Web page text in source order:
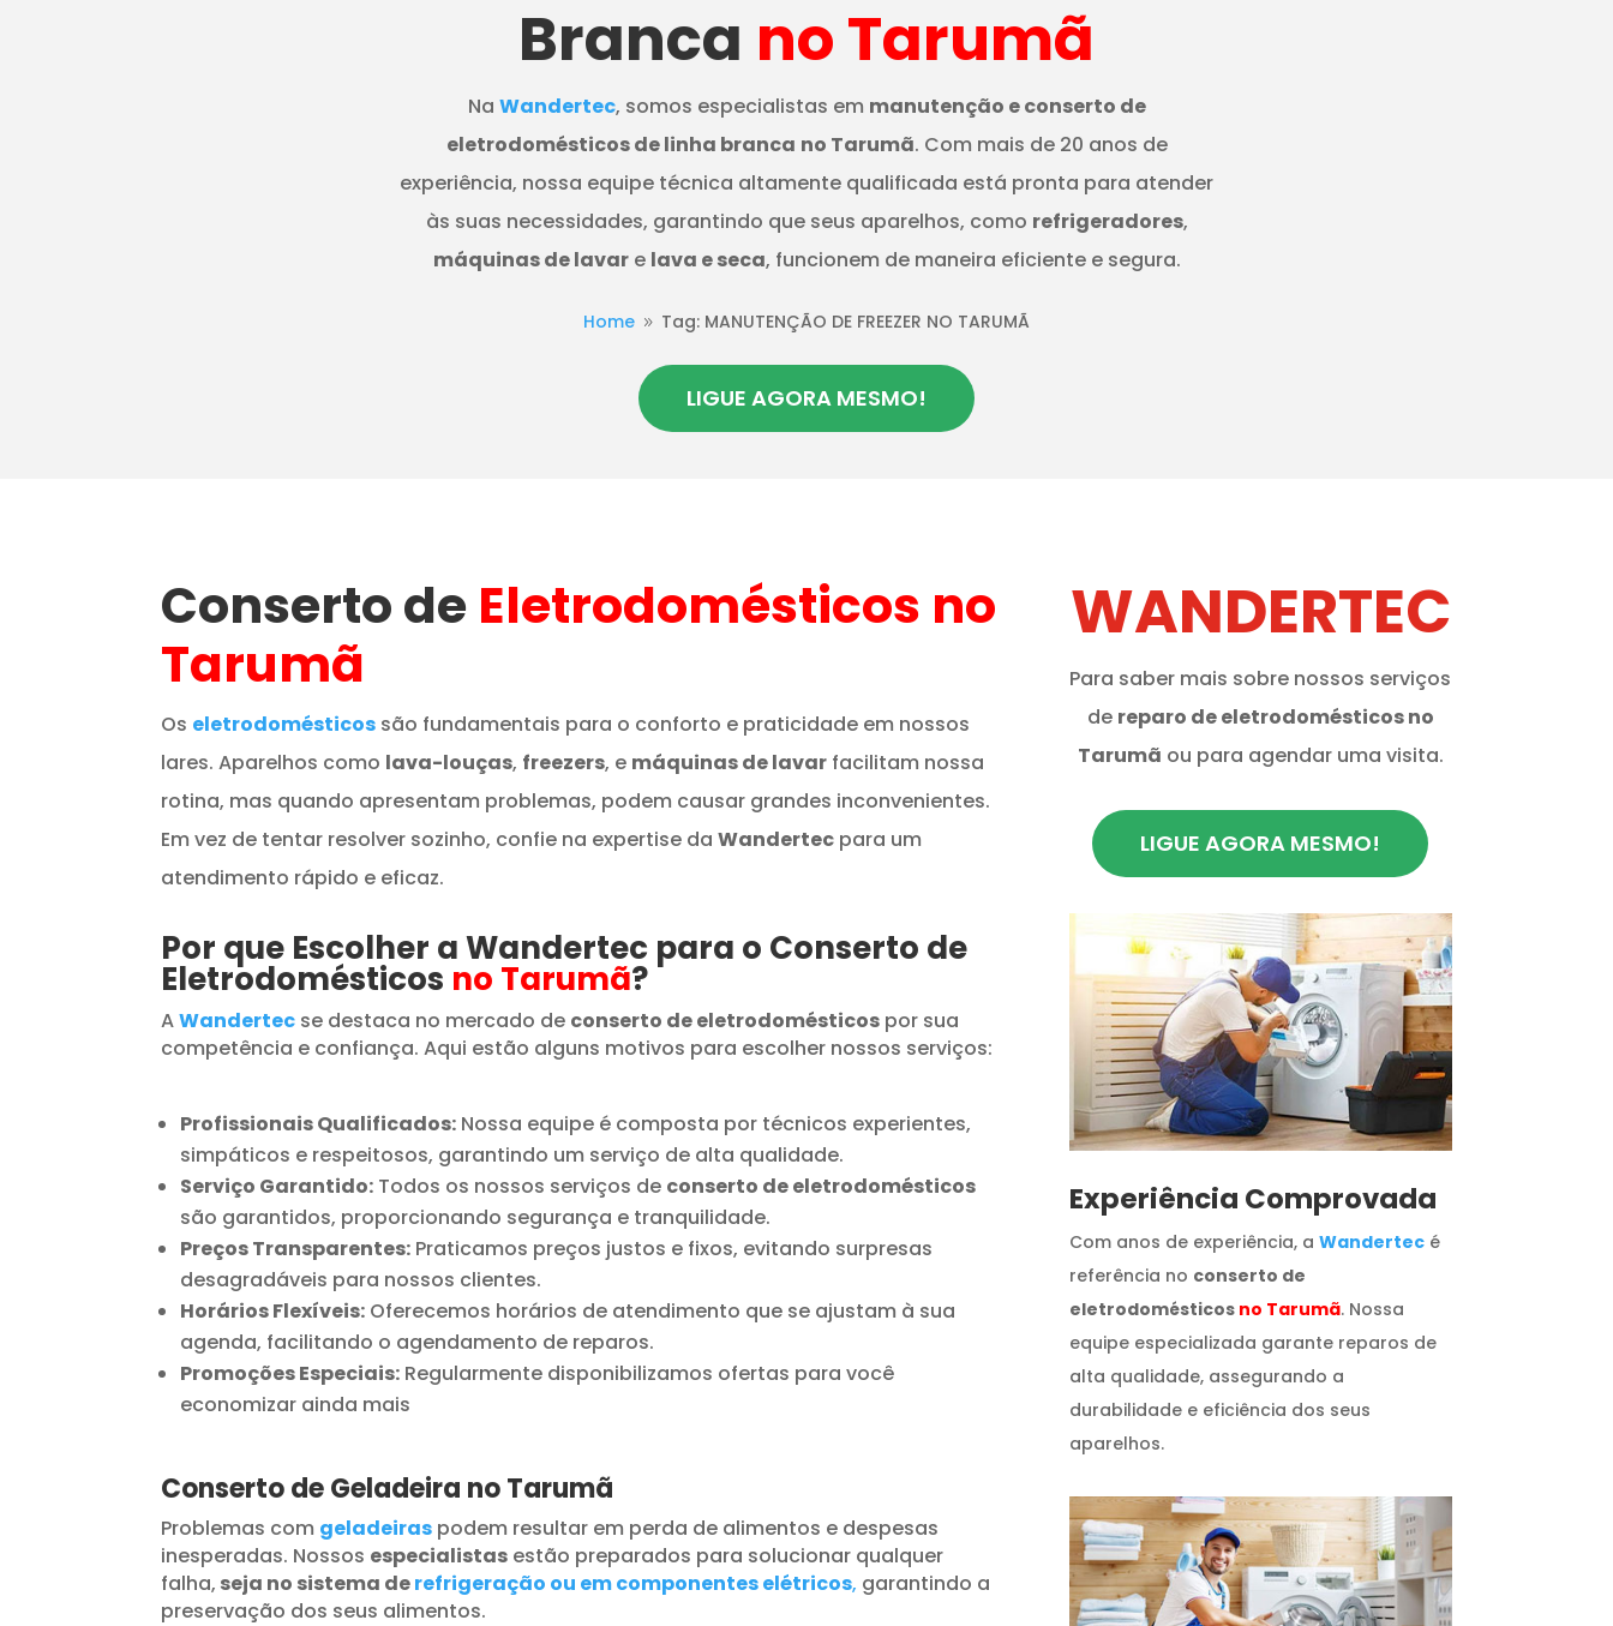
Branca no Tarumã
Na Wandertec, somos especialistas em manutenção e conserto de
eletrodomésticos de linha branca no Tarumã. Com mais de 20 anos de
experiência, nossa equipe técnica altamente qualificada está pronta para atender
às suas necessidades, garantindo que seus aparelhos, como refrigeradores,
máquinas de lavare lava e seca, funcionem de maneira eficiente e segura.
Home 9 Tag: MANUTENÇÃO DE FREEZER NO TARUMÃ
LIGUE AGORA MESMO!
Conserto de Eletrodomésticos no
Tarumã
Os eletrodomésticos são fundamentais para o conforto e praticidade em nossos
lares. Aparelhos como lava-louças, freezers, e máquinas de lavar facilitam nossa
rotina, mas quando apresentam problemas, podem causar grandes inconvenientes.
Em vez de tentar resolver sozinho, confie na expertise daWandertec para um
atendimento rápido e eficaz.
Por que Escolher a Wandertec para o Conserto de
Eletrodomésticos no Tarumã?
AWandertec se destaca no mercado de conserto de eletrodomésticos por sua
competência e confiança. Aqui estão alguns motivos para escolher nossos serviços:
Profissionais Qualificados: Nossa equipe é composta por técnicos experientes,
simpáticos e respeitosos, garantindo um serviço de alta qualidade.
Serviço Garantido: Todos os nossos serviços de conserto de eletrodomésticos
são garantidos, proporcionando segurança e tranquilidade.
Preços Transparentes: Praticamos preços justos e fixos, evitando surpresas
desagradáveis para nossos clientes.
Horários Flexíveis: Oferecemos horários de atendimento que se ajustam à sua
agenda, facilitando o agendamento de reparos.
Promoções Especiais: Regularmente disponibilizamos ofertas para você
economizar ainda mais
Conserto de Geladeira no Tarumã
Problemas com geladeiras podem resultar em perda de alimentos e despesas
inesperadas. Nossos especialistas estão preparados para solucionar qualquer
falha, seja no sistema derefrigeração ou em componentes elétricos, garantindo a
preservação dos seus alimentos.
WANDERTEC
Para saber mais sobre nossos serviços
de reparo de eletrodomésticos no
Tarumã ou para agendar uma visita.
LIGUE AGORA MESMO!
​Experiência Comprovada
Com anos de experiência, a Wandertecé
referência no conserto de
eletrodomésticos no Tarumã. Nossa
equipe especializada garante reparos de
alta qualidade, assegurando a
durabilidade e eficiência dos seus
aparelhos.